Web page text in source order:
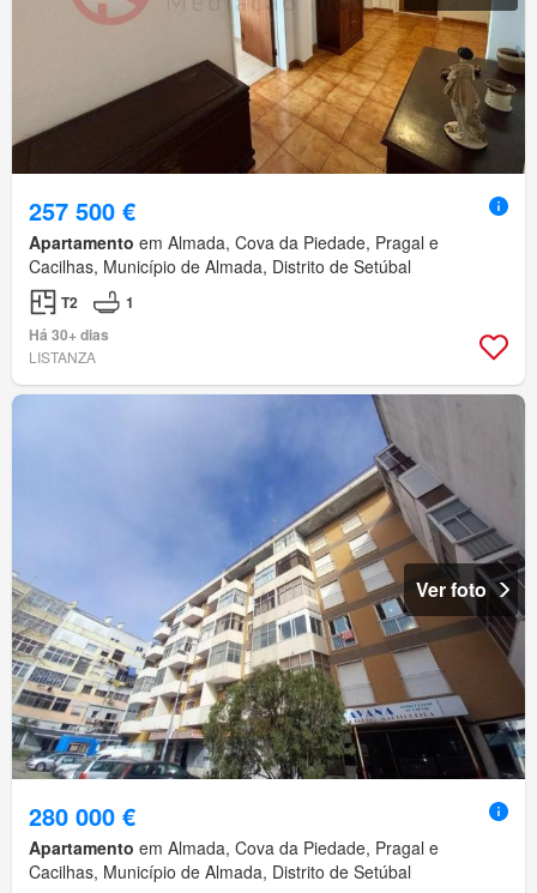
257 500 €
Apartamento em Almada, Cova da Piedade, Pragal e
Cacilhas, Município de Almada, Distrito de Setúbal
T2
1
Há 30+ dias
LISTANZA
Ver foto
280 000 €
Apartamento em Almada, Cova da Piedade, Pragal e
Cacilhas, Município de Almada, Distrito de Setúbal